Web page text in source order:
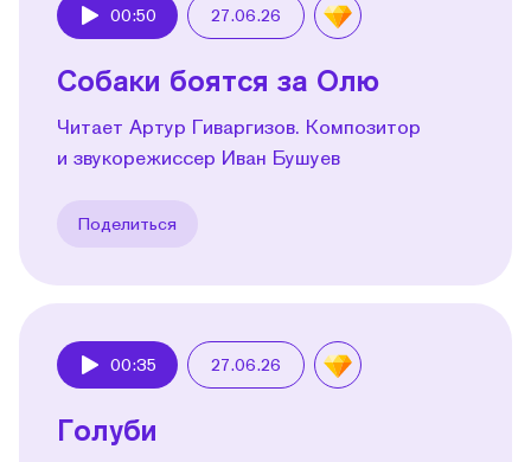
00:50 27.06.26
Собаки боятся за Олю
Читает Артур Гиваргизов. Композитор
и звукорежиссер Иван Бушуев
Поделиться
00:35 27.06.26
Голуби